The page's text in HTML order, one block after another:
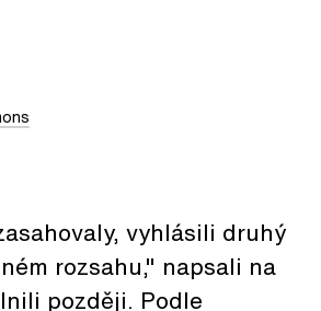
vyhlásili druhý
rozsahu," napsali na
později. Podle